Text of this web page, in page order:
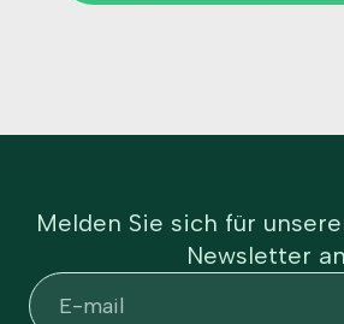
Melden Sie sich für
Newsletter